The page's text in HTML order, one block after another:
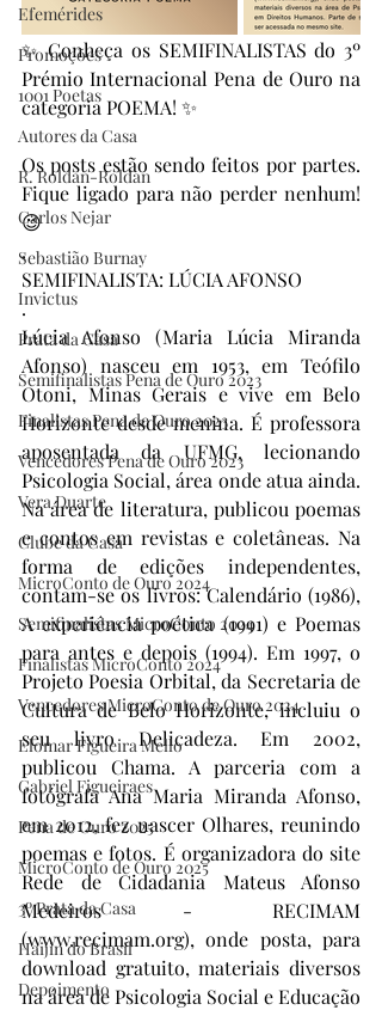
Efemérides
Promoções
1001 Poetas
Autores da Casa
R. Roldan-Roldan
Carlos Nejar
Sebastião Burnay
Invictus
Prata da Casa
Semifinalistas Pena de Ouro 2023
Finalistas Pena de Ouro 2023
Vencedores Pena de Ouro 2023
Vera Duarte
Clube da Casa
MicroConto de Ouro 2024
Semifinalistas MicroConto 2024
Finalistas MicroConto 2024
Vencedores MicroConto de Ouro 2024
Elomar Figueira Mello
Gabriel Figueiraes
Pena de Ouro 2025
MicroConto de Ouro 2025
3º Prata da Casa
Haijin do Brasil
Depoimento
✨ Conheça os SEMIFINALISTAS do 3º
Prémio Internacional Pena de Ouro na
categoria POEMA! ✨
Os posts estão sendo feitos por partes.
Fique ligado para não perder nenhum!
😉
.
SEMIFINALISTA: LÚCIA AFONSO
.
Lúcia Afonso (Maria Lúcia Miranda
Afonso) nasceu em 1953, em Teófilo
Otoni, Minas Gerais e vive em Belo
Horizonte desde menina. É professora
aposentada da UFMG, lecionando
Psicologia Social, área onde atua ainda.
Na área de literatura, publicou poemas
e contos em revistas e coletâneas. Na
forma de edições independentes,
contam-se os livros: Calendário (1986),
A experiência poética (1991) e Poemas
para antes e depois (1994). Em 1997, o
Projeto Poesia Orbital, da Secretaria de
Cultura de Belo Horizonte, incluiu o
seu livro Delicadeza. Em 2002,
publicou Chama. A parceria com a
fotógrafa Ana Maria Miranda Afonso,
em 2012, fez nascer Olhares, reunindo
poemas e fotos. É organizadora do site
Rede de Cidadania Mateus Afonso
Medeiros - RECIMAM
(www.recimam.org), onde posta, para
download gratuito, materiais diversos
na área de Psicologia Social e Educação